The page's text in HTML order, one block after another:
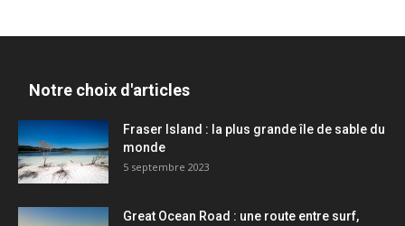
Notre choix d'articles
Fraser Island : la plus grande île de sable du
monde
5 septembre 2023
Great Ocean Road : une route entre surf,